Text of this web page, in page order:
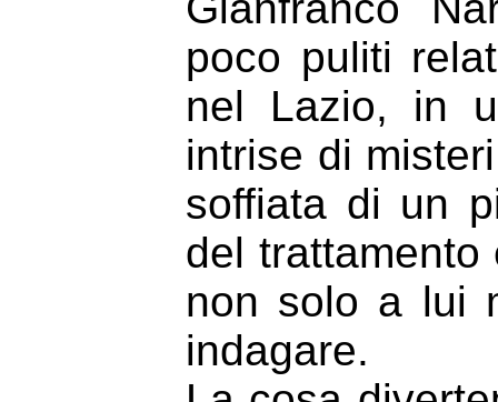
poco puliti
nel Lazio, in
intrise di
soffiata di un
del
non solo a lui
indagare.